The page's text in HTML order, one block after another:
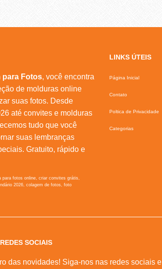
para Fotos, você encontra
de molduras online
suas fotos. Desde
até convites e molduras
tudo que você
suas lembranças
Gratuito, rápido e
para fotos online, criar convites grátis,
2026, colagem de fotos, foto
LINKS ÚTEIS
Página Inicial
Contato
Poltica de Privacidade
Categorias
SOCIAIS
das novidades! Siga-nos nas redes sociais e